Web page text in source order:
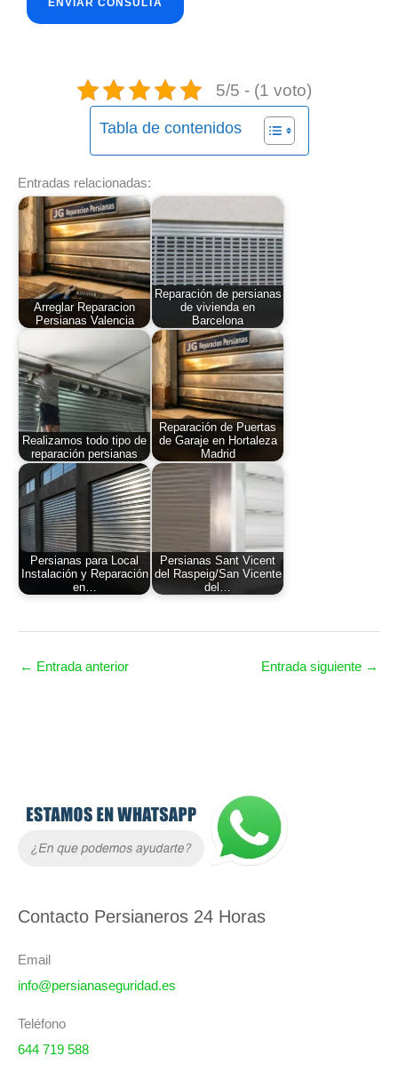
5/5 - (1 voto)
Tabla de contenidos
Entradas relacionadas:
Arreglar Reparacion
Persianas Valencia
Reparación de persianas
de vivienda en
Barcelona
Realizamos todo tipo de
reparación persianas
Reparación de Puertas
de Garaje en Hortaleza
Madrid
Persianas para Local
Instalación y Reparación
en…
Persianas Sant Vicent
del Raspeig/San Vicente
del…
← Entrada anterior Entrada siguiente →
Contacto Persianeros 24 Horas
Email
info@persianaseguridad.es
Teléfono
644 719 588
o
s